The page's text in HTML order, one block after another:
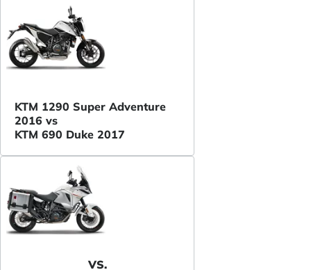
KTM 1290 Super Adventure
2016 vs
KTM 690 Duke 2017
VS.